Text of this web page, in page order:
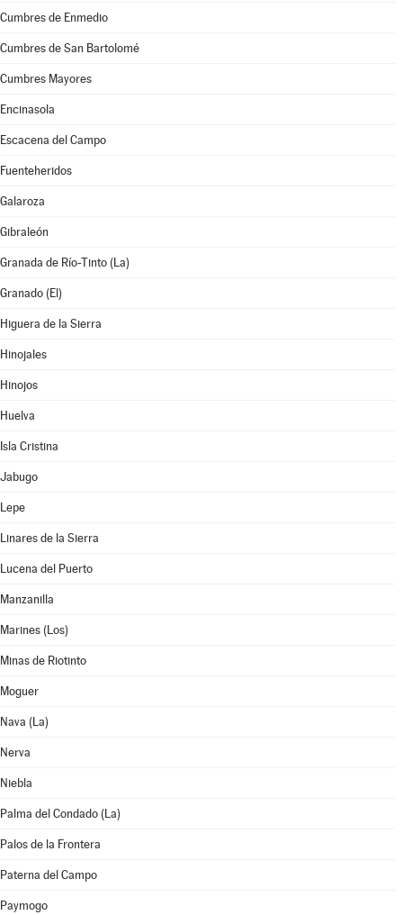
Cumbres de Enmedio
Cumbres de San Bartolomé
Cumbres Mayores
Encinasola
Escacena del Campo
Fuenteheridos
Galaroza
Gibraleón
Granada de Río-Tinto (La)
Granado (El)
Higuera de la Sierra
Hinojales
Hinojos
Huelva
Isla Cristina
Jabugo
Lepe
Linares de la Sierra
Lucena del Puerto
Manzanilla
Marines (Los)
Minas de Riotinto
Moguer
Nava (La)
Nerva
Niebla
Palma del Condado (La)
Palos de la Frontera
Paterna del Campo
Paymogo